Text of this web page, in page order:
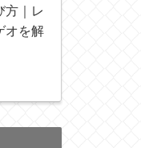
方｜レ
オを解